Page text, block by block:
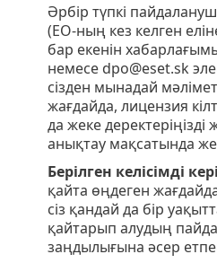
Әрбір түпкі
(ЕО-ның кез келген
бар екенін
немесе dpo@eset.sk
сізден мынадай
жағдайда, лицензия
да жеке
анықтау мақсатында
Берілген келiсiмді
қайта өңдеген жағдайда
сіз қандай да бір
қайтарып алудың
заңдылығына әсер